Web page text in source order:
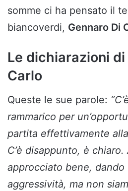
somme ci ha pensato il
biancoverdi, Gennaro Di
Le dichiarazioni di
Carlo
Queste le sue parole:
rammarico per
partita effettivamente
C’è disappunto, è chiaro.
approcciato bene, dando
aggressività, ma non